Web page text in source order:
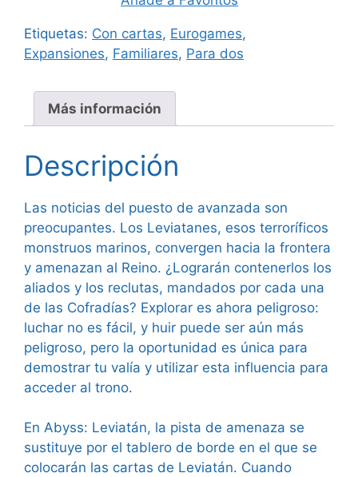
Etiquetas: Con cartas, Eurogames,
Expansiones, Familiares, Para dos
Más información
Descripción
Las noticias del puesto de avanzada son
preocupantes. Los Leviatanes, esos terroríficos
monstruos marinos, convergen hacia la frontera
y amenazan al Reino. ¿Lograrán contenerlos los
aliados y los reclutas, mandados por cada una
de las Cofradías? Explorar es ahora peligroso:
luchar no es fácil, y huir puede ser aún más
peligroso, pero la oportunidad es única para
demostrar tu valía y utilizar esta influencia para
acceder al trono.
En Abyss: Leviatán, la pista de amenaza se
sustituye por el tablero de borde en el que se
colocarán las cartas de Leviatán. Cuando